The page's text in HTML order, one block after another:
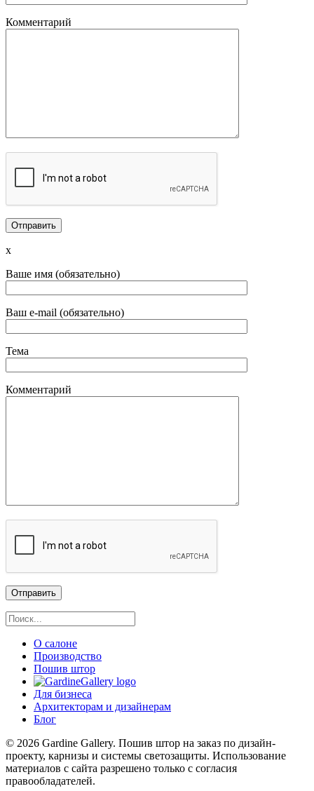
Комментарий
x
Ваше имя (обязательно)
Ваш e-mail (обязательно)
Тема
Комментарий
О салоне
Производство
Пошив штор
Для бизнеса
Архитекторам и дизайнерам
Блог
© 2026 Gardine Gallery. Пошив штор на заказ по дизайн-
проекту, карнизы и системы светозащиты. Использование
материалов с сайта разрешено только с согласия
правообладателей.